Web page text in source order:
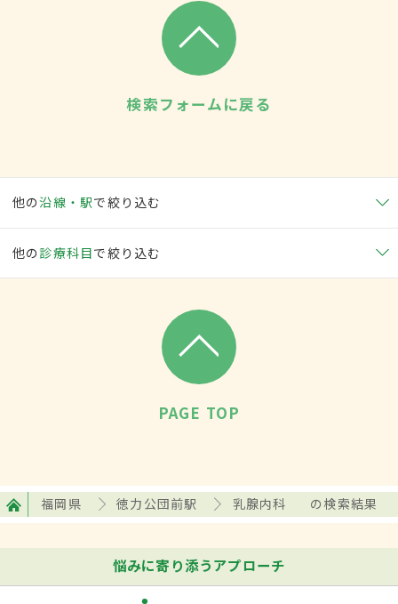
検索フォームに戻る
他の沿線・駅で絞り込む
他の 診療科目で絞り込む
PAGE TOP
福岡県 徳力公団前駅 乳腺内科 の検索結果
悩みに寄り添うアプローチ